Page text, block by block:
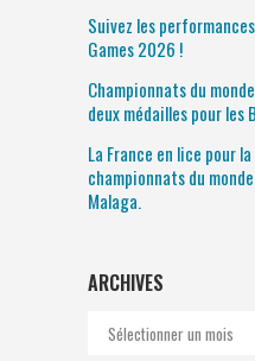
Suivez les
Games 2026 !
Championnats du
deux médailles pour les
La France en lice pour
championnats du
Malaga.
ARCHIVES
Archives